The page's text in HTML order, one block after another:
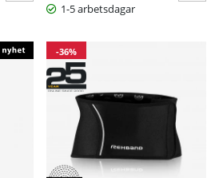
1-5 arbetsdagar
-36%